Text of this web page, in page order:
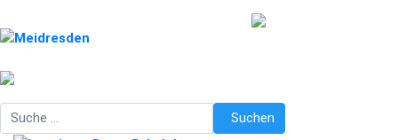
Suchen Suchen